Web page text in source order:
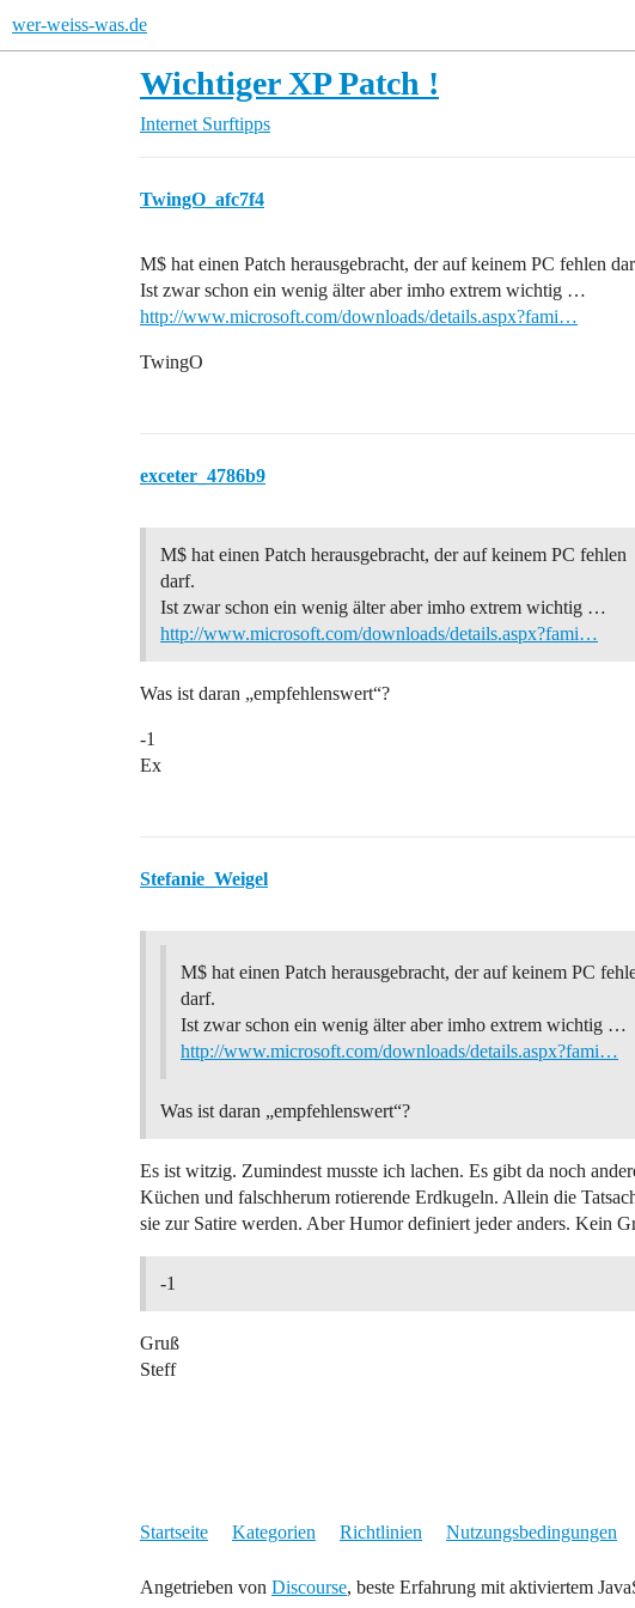
wer-weiss-was.de
Wichtiger XP Patch !
Internet Surftipps
TwingO_afc7f4
M$ hat einen Patch herausgebracht, der auf keinem PC fehlen
Ist zwar schon ein wenig älter aber imho extrem wichtig …
http://www.microsoft.com/downloads/details.aspx?fami…
TwingO
exceter_4786b9
M$ hat einen Patch herausgebracht, der auf keinem PC fehlen
darf.
Ist zwar schon ein wenig älter aber imho extrem wichtig …
http://www.microsoft.com/downloads/details.aspx?fami…
Was ist daran „empfehlenswert“?
-1
Ex
Stefanie_Weigel
M$ hat einen Patch herausgebracht, der auf keinem PC
darf.
Ist zwar schon ein wenig älter aber imho extrem wichtig …
http://www.microsoft.com/downloads/details.aspx?fami…
Was ist daran „empfehlenswert“?
Es ist witzig. Zumindest musste ich lachen. Es gibt da noch
Küchen und falschherum rotierende Erdkugeln. Allein die
sie zur Satire werden. Aber Humor definiert jeder anders. Kein
-1
Gruß
Steff
Startseite Kategorien Richtlinien Nutzungsbedingungen
Angetrieben von Discourse, beste Erfahrung mit aktiviertem